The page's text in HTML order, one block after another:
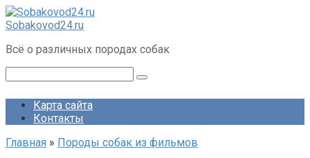
Перейти
к
Sobakovod24.ru
Всё о различных породах собак
Карта сайта
Контакты
Главная » Породы собак из фильмов